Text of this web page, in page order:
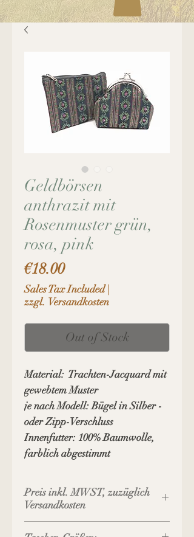
Geldbörsen
anthrazit mit
Rosenmuster grün,
rosa, pink
€18.00Price
Sales Tax Included|
zzgl. Versandkosten
Out of Stock
Material: Trachten-Jacquard mit
gewebtem Muster
je nach Modell: Bügel in Silber -
oder Zipp-Verschluss
Innenfutter: 100% Baumwolle,
farblich abgestimmt
Preis inkl. MWST, zuzüglich
Versandkosten